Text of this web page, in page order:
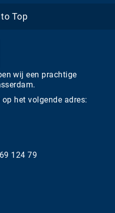
Top
wij een prachtige
het volgende adres:
124 79